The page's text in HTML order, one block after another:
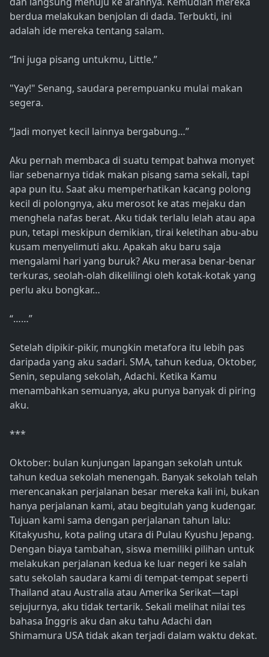
berdua melakukan benjolan di dada. Terbukti, ini
adalah ide mereka tentang salam.
“Ini juga pisang untukmu, Little.”
"Yay!" Senang, saudara perempuanku mulai makan
segera.
“Jadi monyet kecil lainnya bergabung…”
Aku pernah membaca di suatu tempat bahwa monyet
liar sebenarnya tidak makan pisang sama sekali, tapi
apa pun itu. Saat aku memperhatikan kacang polong
kecil di polongnya, aku merosot ke atas mejaku dan
menghela nafas berat. Aku tidak terlalu lelah atau apa
pun, tetapi meskipun demikian, tirai keletihan abu-abu
kusam menyelimuti aku. Apakah aku baru saja
mengalami hari yang buruk? Aku merasa benar-benar
terkuras, seolah-olah dikelilingi oleh kotak-kotak yang
perlu aku bongkar…
“……”
Setelah dipikir-pikir, mungkin metafora itu lebih pas
daripada yang aku sadari. SMA, tahun kedua, Oktober,
Senin, sepulang sekolah, Adachi. Ketika Kamu
menambahkan semuanya, aku punya banyak di piring
aku.
***
Oktober: bulan kunjungan lapangan sekolah untuk
tahun kedua sekolah menengah. Banyak sekolah telah
merencanakan perjalanan besar mereka kali ini, bukan
hanya perjalanan kami, atau begitulah yang kudengar.
Tujuan kami sama dengan perjalanan tahun lalu:
Kitakyushu, kota paling utara di Pulau Kyushu Jepang.
Dengan biaya tambahan, siswa memiliki pilihan untuk
melakukan perjalanan kedua ke luar negeri ke salah
satu sekolah saudara kami di tempat-tempat seperti
Thailand atau Australia atau Amerika Serikat—tapi
sejujurnya, aku tidak tertarik. Sekali melihat nilai tes
bahasa Inggris aku dan aku tahu Adachi dan
Shimamura USA tidak akan terjadi dalam waktu dekat.